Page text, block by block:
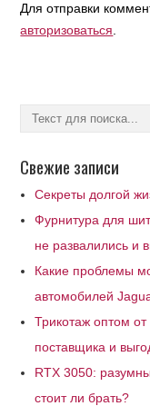
Для отправки
авторизоваться
Свежие записи
Секреты долгой
Фурнитура для
не развалились и
Какие проблемы
автомобилей
Трикотаж оптом
поставщика и
RTX 3050:
стоит ли брать?